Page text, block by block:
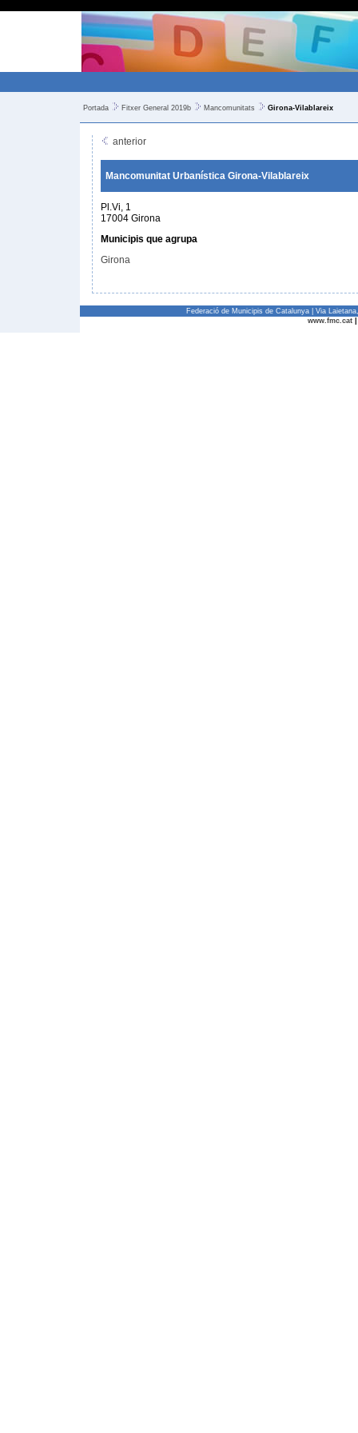
Portada Fitxer General 2019b Mancomunitats Girona-Vilablareix
anterior
Mancomunitat Urbanística Girona-Vilablareix
Pl.Vi, 1
17004 Girona
Municipis que agrupa
Girona
Federació de Municipis de Catalunya | Via
www.fmc.cat